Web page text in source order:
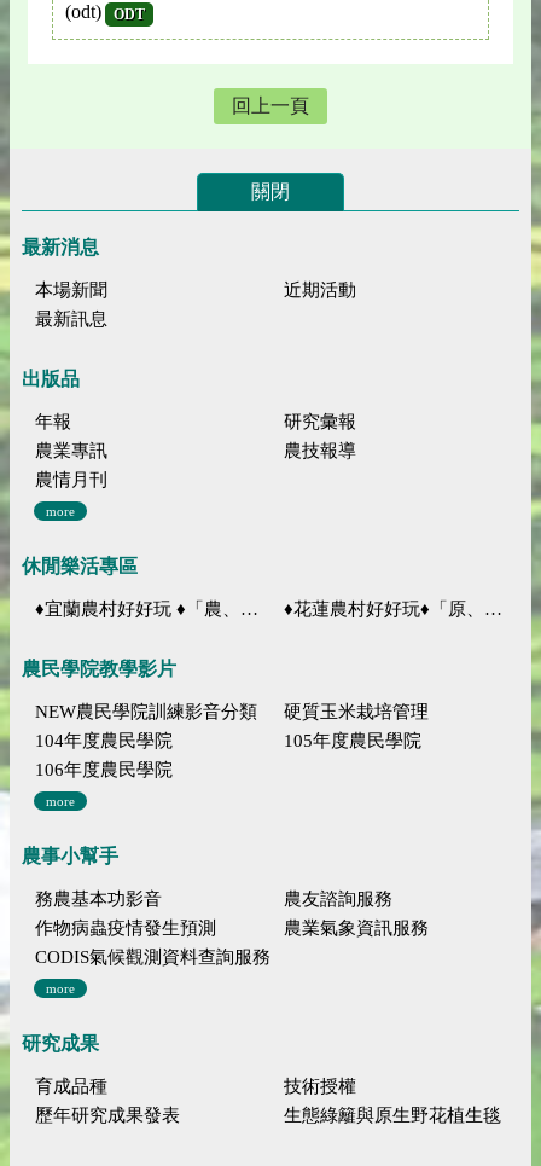
(odt)
ODT
回上一頁
關閉
最新消息
本場新聞
近期活動
最新訊息
出版品
年報
研究彙報
農業專訊
農技報導
農情月刊
more
休閒樂活專區
♦宜蘭農村好好玩 ♦「農、藝、山、水」四條遊程推薦 ♦花蓮農村好好玩♦「原、生、慢、活」四條遊程推薦
農民學院教學影片
NEW農民學院訓練影音分類
硬質玉米栽培管理
104年度農民學院
105年度農民學院
106年度農民學院
more
農事小幫手
務農基本功影音
農友諮詢服務
作物病蟲疫情發生預測
農業氣象資訊服務
CODIS氣候觀測資料查詢服務
more
研究成果
育成品種
技術授權
歷年研究成果發表
生態綠籬與原生野花植生毯